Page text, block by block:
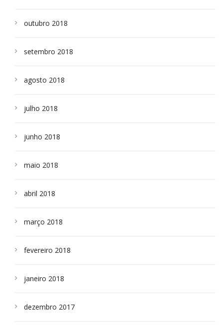
outubro 2018
setembro 2018
agosto 2018
julho 2018
junho 2018
maio 2018
abril 2018
março 2018
fevereiro 2018
janeiro 2018
dezembro 2017